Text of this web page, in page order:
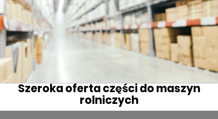
Szeroka oferta części do maszyn
rolniczych